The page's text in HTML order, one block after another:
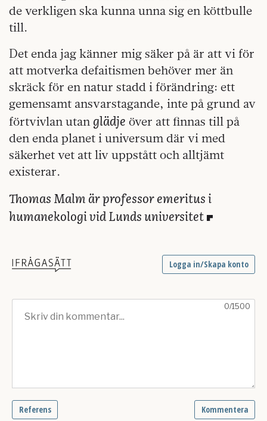
de verkligen ska kunna unna sig en köttbulle
till.
Det enda jag känner mig säker på är att vi för
att motverka defaitismen behöver mer än
skräck för en natur stadd i förändring: ett
gemensamt ansvarstagande, inte på grund av
förtvivlan utan glädje över att finnas till på
den enda planet i universum där vi med
säkerhet vet att liv uppstått och alltjämt
existerar.
Thomas Malm är professor emeritus i
humanekologi vid Lunds universitet